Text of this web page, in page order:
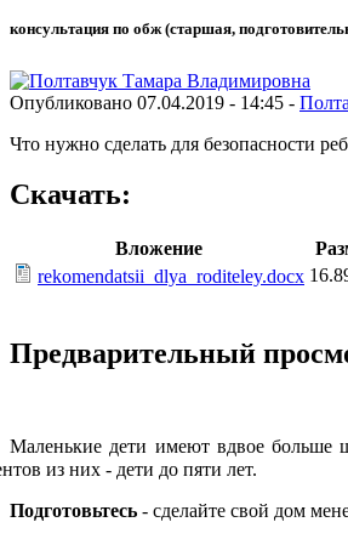
консультация по обж (старшая,
Опубликовано 07.04.2019 - 14:45 -
Что нужно сделать для безопасности
Скачать:
Вложение
rekomendatsii_dlya_roditeley.docx
Предварительный
Маленькие дети имеют вдвое больше
из них - дети до пяти лет.
Подготовьтесь - сделайте свой дом